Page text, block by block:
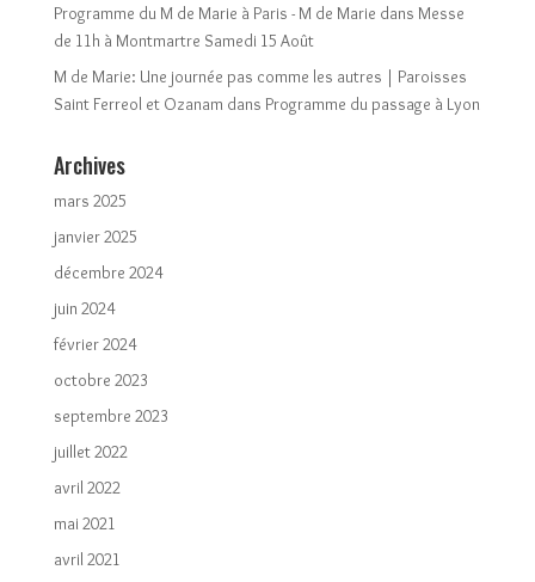
Programme du M de Marie à Paris - M de Marie dans Messe
de 11h à Montmartre Samedi 15 Août
M de Marie: Une journée pas comme les autres | Paroisses
Saint Ferreol et Ozanam dans Programme du passage à Lyon
Archives
mars 2025
janvier 2025
décembre 2024
juin 2024
février 2024
octobre 2023
septembre 2023
juillet 2022
avril 2022
mai 2021
avril 2021